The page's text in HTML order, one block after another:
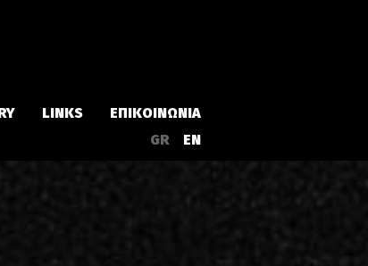
LINKS
ΕΠΙΚΟΙΝΩΝΙΑ
GR
EN